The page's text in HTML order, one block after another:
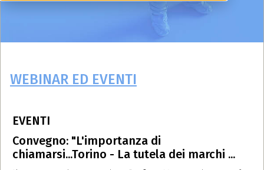
WEBINAR ED EVENTI
EVENTI
Convegno: "L'importanza di
chiamarsi...Torino - La tutela dei marchi ...